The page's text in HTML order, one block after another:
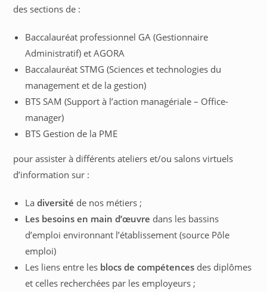
des sections de :
Baccalauréat professionnel GA (Gestionnaire
Administratif) et AGORA
Baccalauréat STMG (Sciences et technologies du
management et de la gestion)
BTS SAM (Support à l’action managériale – Office-
manager)
BTS Gestion de la PME
pour assister à différents ateliers et/ou salons virtuels
d’information sur :
Ladiversité de nos métiers ;
Les besoins en main d’œuvre dans les bassins
d’emploi environnant l’établissement (source Pôle
emploi)
Les liens entre les blocs de compétences des diplômes
et celles recherchées par les employeurs ;